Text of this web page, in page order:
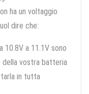
ha un voltaggio
dire che:
10.8V a 11.1V sono
della vostra batteria
in tutta